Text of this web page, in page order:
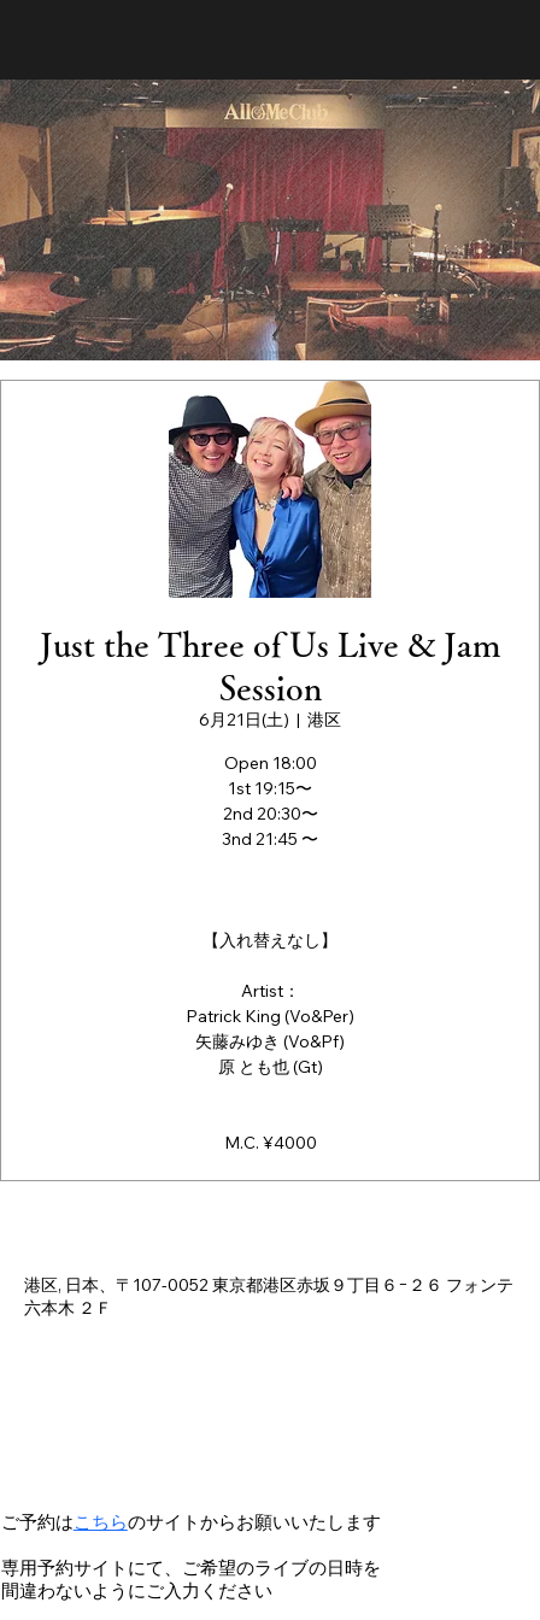
ご予約はこちらのサイトからお願いいたします
専用予約サイトにて、ご希望のライブの日時を
間違わないようにご入力ください
Just the Three of Us Live & Jam
Session
6月21日(土)
  |
港区
Open 18:00
1st 19:15〜
2nd 20:30〜
3nd 21:45 〜
【入れ替えなし】
Artist：
Patrick King (Vo&Per)
矢藤みゆき (Vo&Pf)
原 とも也 (Gt)
M.C. ¥4000
港区, 日本、〒107-0052 東京都港区赤坂９丁目６−２６ フォンテ
六本木 ２Ｆ